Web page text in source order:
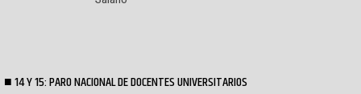
14 Y 15: PARO NACIONAL DE DOCENTES UNIVERSITARIOS